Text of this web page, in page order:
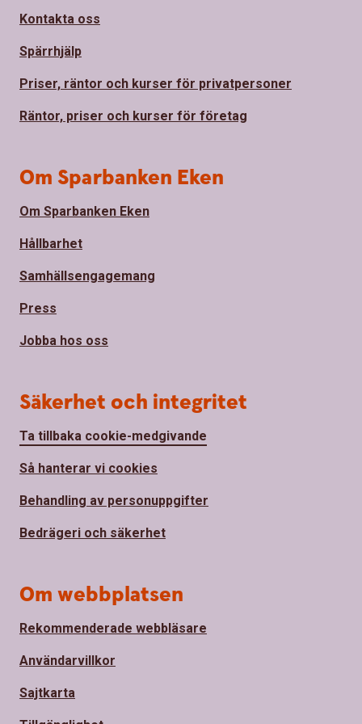
Kontakta oss
Spärrhjälp
Priser, räntor och kurser för privatpersoner
Räntor, priser och kurser för företag
Om Sparbanken Eken
Om Sparbanken Eken
Hållbarhet
Samhällsengagemang
Press
Jobba hos oss
Säkerhet och integritet
Ta tillbaka cookie-medgivande
Så hanterar vi cookies
Behandling av personuppgifter
Bedrägeri och säkerhet
Om webbplatsen
Rekommenderade webbläsare
Användarvillkor
Sajtkarta